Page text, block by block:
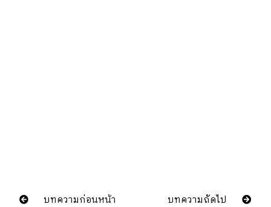
บทความก่อนหน้า บทความถัดไป